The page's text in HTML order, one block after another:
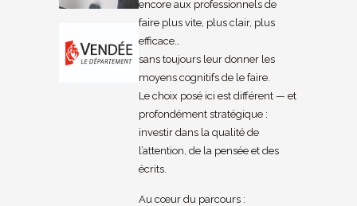
encore aux professionnels de
faire plus vite, plus clair, plus
efficace…
sans toujours leur donner les
moyens cognitifs de le faire.
Le choix posé ici est différent — et
profondément stratégique :
investir dans la qualité de
l’attention, de la pensée et des
écrits.
Au cœur du parcours :